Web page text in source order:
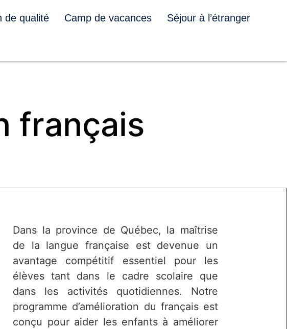
de qualité Camp de vacances Séjour à l’étranger
français
Dans la province de Québec, la maîtrise
de la langue française est devenue un
avantage compétitif essentiel pour les
élèves tant dans le cadre scolaire que
dans les activités quotidiennes. Notre
programme d’amélioration du français est
conçu pour aider les enfants à améliorer